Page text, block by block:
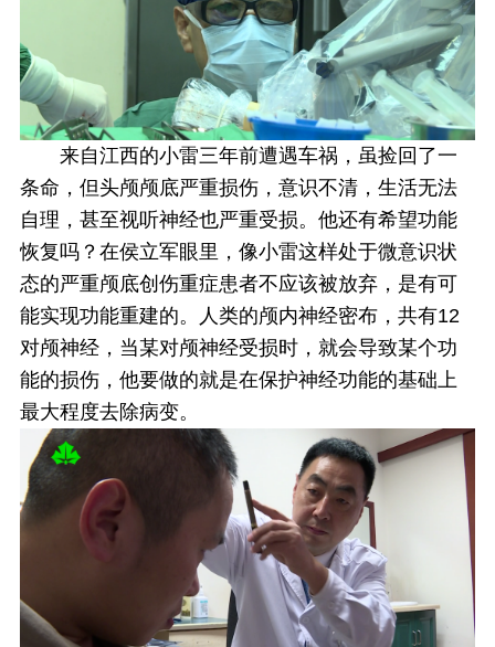
来自江西的小雷三年前遭遇车祸，虽捡回了一
条命，但头颅颅底严重损伤，意识不清，生活无法
自理，甚至视听神经也严重受损。他还有希望功能
恢复吗？在侯立军眼里，像小雷这样处于微意识状
态的严重颅底创伤重症患者不应该被放弃，是有可
能实现功能重建的。人类的颅内神经密布，共有12
对颅神经，当某对颅神经受损时，就会导致某个功
能的损伤，他要做的就是在保护神经功能的基础上
最大程度去除病变。